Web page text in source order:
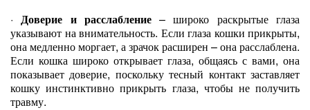
·Доверие и расслабление– широко раскрытые глаза
указывают на внимательность. Если глаза кошки прикрыты,
она медленно моргает, а зрачок расширен – она расслаблена.
Если кошка широко открывает глаза, общаясь с вами, она
показывает доверие, поскольку тесный контакт заставляет
кошку инстинктивно прикрыть глаза, чтобы не получить
травму.